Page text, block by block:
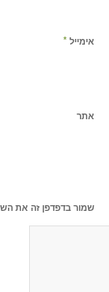
אימייל *
אתר
שמור בדפדפן זה את